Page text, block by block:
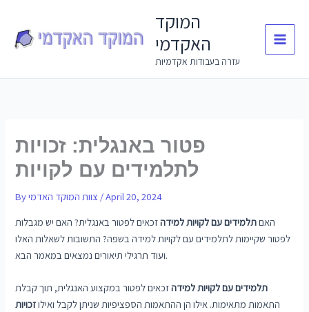
content
המוקד
האקדמי
עזרה בעבודות אקדמיות
פטור באנגלית: זכויות
לתלמידים עם לקויות
By /April 20, 2024
האםתלמידים עם לקויות למידהזכאים לפטור באנגלית? האם יש מגבלות
לפטור שקיימות לתלמידים עם לקויות למידה בשפה? התשובות לשאלות האלו
ועוד תרגילי תיאורים נמצאים במאמר הבא.
תלמידים עם לקויות למידהזכאים לפטור במקצוע האנגלית, תוך קבלת
התאמות מתאימות. אילו הן ההתאמות הספציפיות שניתן לקבל ואילוזכויות